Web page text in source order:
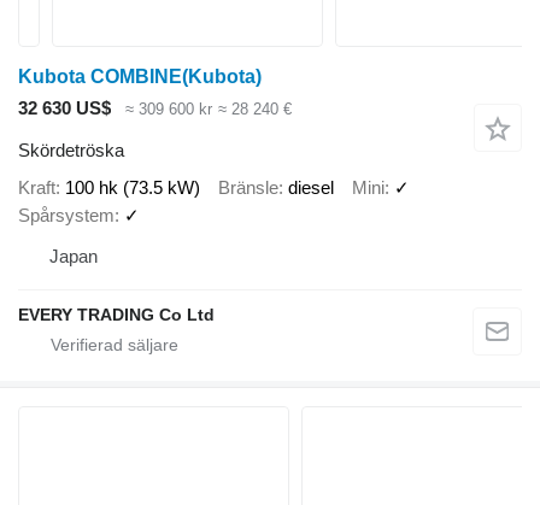
Kubota COMBINE(Kubota)
32 630 US$
≈ 309 600 kr ≈ 28 240 €
Skördetröska
Kraft 100 hk (73.5 kW) Bränsle diesel Mini ✓
Spårsystem
✓
Japan
EVERY TRADING Co Ltd